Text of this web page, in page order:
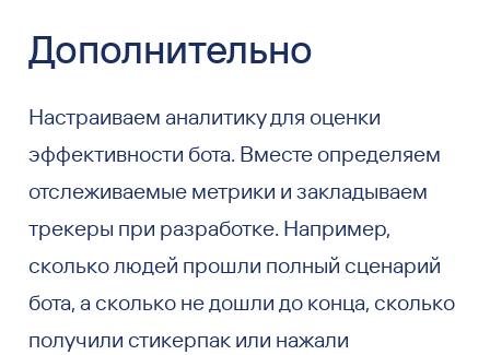
Дополнительно
Настраиваем аналитику для оценки
эффективности бота. Вместе определяем
отслеживаемые метрики и закладываем
трекеры при разработке. Например,
сколько людей прошли полный сценарий
бота, а сколько не дошли до конца, сколько
получили стикерпак или нажали